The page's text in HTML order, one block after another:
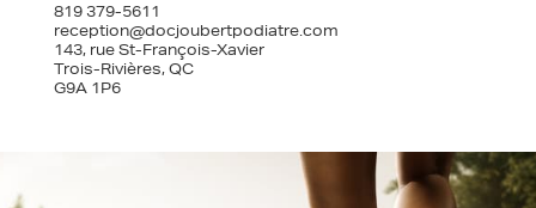
819 379-5611
reception@docjoubertpodiatre.com
143, rue St-François-Xavier
Trois-Rivières, QC
G9A 1P6